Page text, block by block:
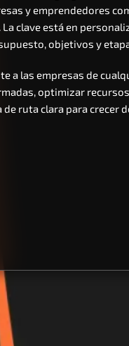
y emprendedores
clave está en
objetivos y
a las empresas de
optimizar
ruta clara para crecer